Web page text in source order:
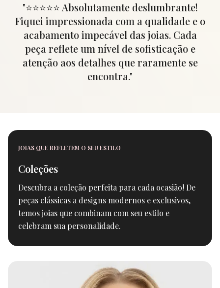
"⭐⭐⭐⭐⭐ Absolutamente deslumbrante!
Fiquei impressionada com a qualidade e o
acabamento impecável das joias. Cada
peça reflete um nível de sofisticação e
atenção aos detalhes que raramente se
encontra."
JOIAS QUE REFLETEM O SEU ESTILO
Coleções
Descubra a coleção perfeita para cada ocasião! De
peças clássicas a designs modernos e exclusivos,
temos joias que combinam com seu estilo e
celebram sua personalidade.